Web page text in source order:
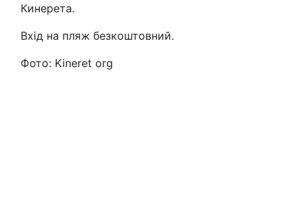
Кинерета.
Вхід на пляж безкоштовний.
Фото: Kineret org